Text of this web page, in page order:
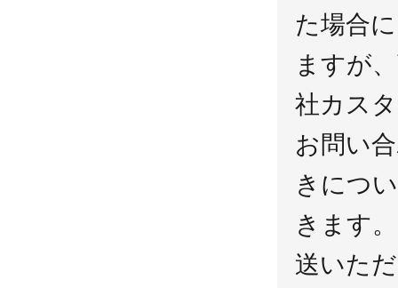
た場合
ますが
社カス
お問い
きにつ
きます
送いた